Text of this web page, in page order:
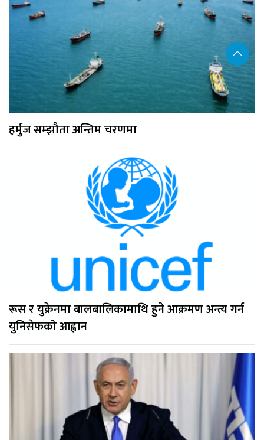
हर्मुज सम्झौता अन्तिम चरणमा
रूस र युक्रेनमा बालबालिकामाथि हुने आक्रमण अन्त्य गर्न
युनिसेफको आह्वान